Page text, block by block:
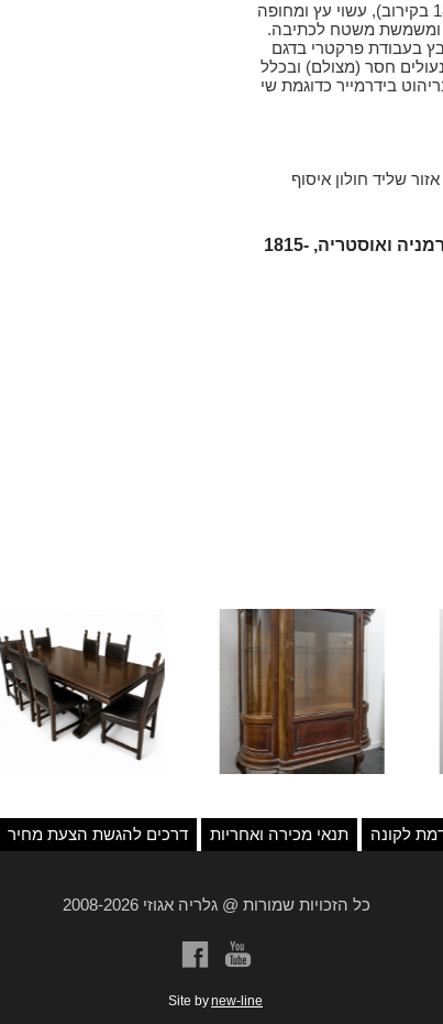
מהמחצית הראשונה של המאה ה-19 (1815-1848 בקירוב), עשוי עץ ומחופה
ומשמשת משטח לכתיבה.
בעבודת פרקטרי בדגם
חסר (מצולם) ובכלל
בידרמייר כדוגמת שי
שליד חולון איסוף
תקופת בידרמייר ('Biedermeier', גרמניה ואוסטריה, 1815-
לקונה תנאי מכירה ואחריות דרכים להגשת הצעת מחיר
כל הזכויות שמורות @ גלריה אגוזי 2008-2026
a b
Site bynew-line